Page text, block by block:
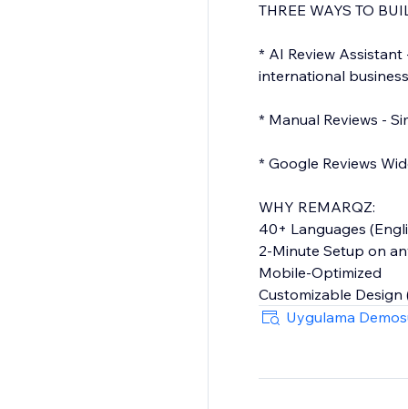
THREE WAYS TO
* AI Review
international
* Manual Reviews -
* Google Reviews
WHY REMARQZ:
40+ Languages
2-Minute Setup on
Mobile-Optimized
Customizable
SEO-Enhanced
• AI Assistant +
Uygulama